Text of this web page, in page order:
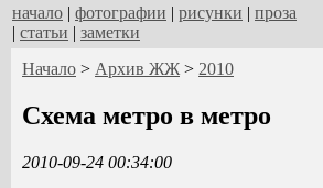
начало | фотографии | рисунки | проза
| статьи | заметки
Начало > Архив ЖЖ > 2010
Схема метро в метро
2010-09-24 00:34:00